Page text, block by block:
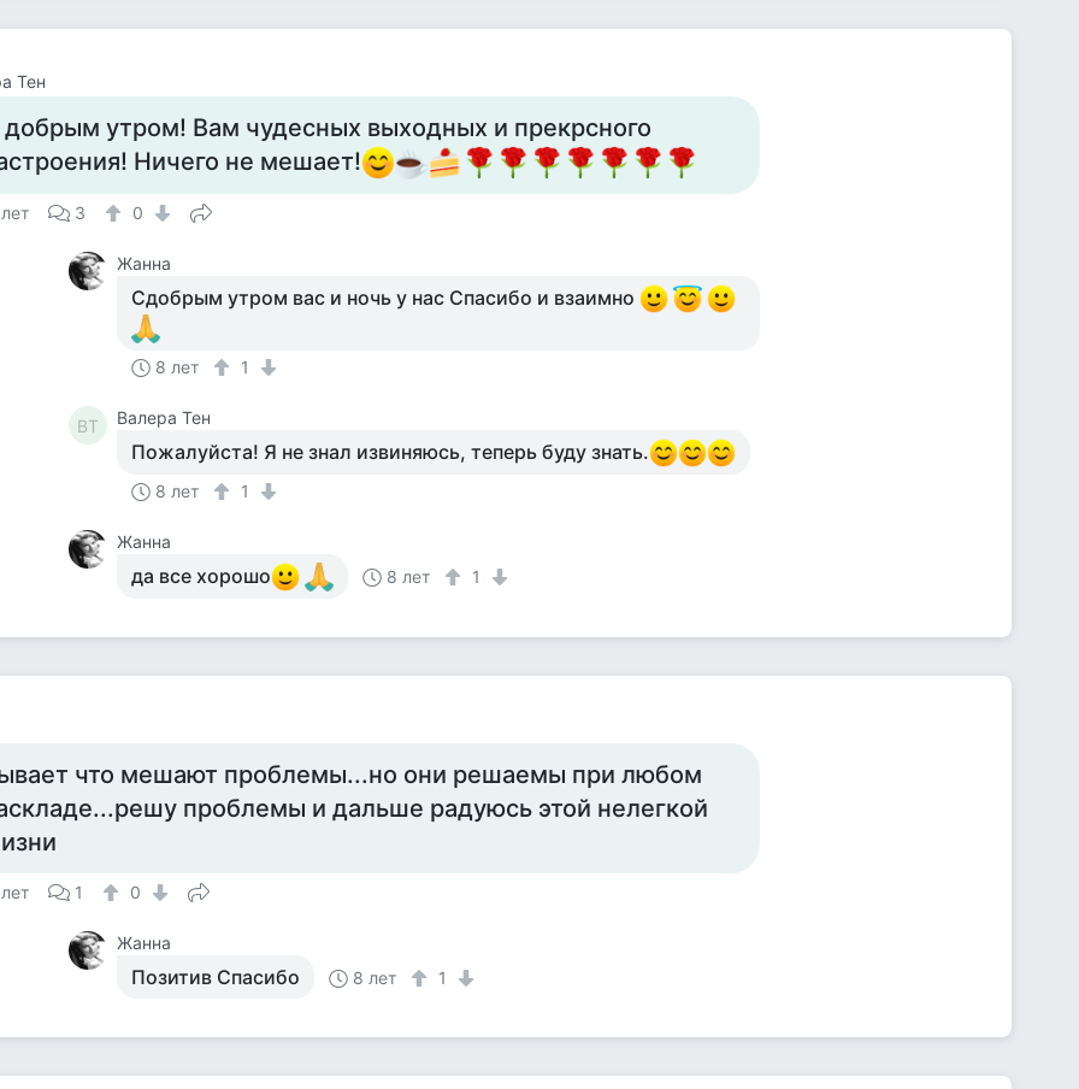
Тен
утром! Вам чудесных выходных и прекрсного
Ничего не мешает!
3 0
Жанна
Сдобрым утром вас и ночь у нас Спасибо и взаимно
8 лет 1
ВТ Валера Тен
Пожалуйста! Я не знал извиняюсь, теперь буду знать.
8 лет 1
Жанна
да все хорошо 8 лет 1
что мешают проблемы...но они решаемы при любом
проблемы и дальше радуюсь этой нелегкой
1 0
Жанна
Позитив Спасибо 8 лет 1